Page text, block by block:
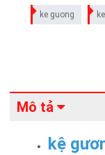
ke guong
Mô tả
kệ